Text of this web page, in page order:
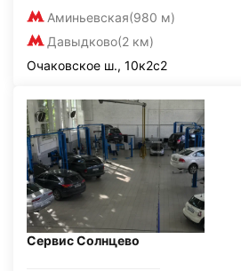
Аминьевская(980 м)
Давыдково(2 км)
Очаковское ш., 10к2с2
Сервис Солнцево